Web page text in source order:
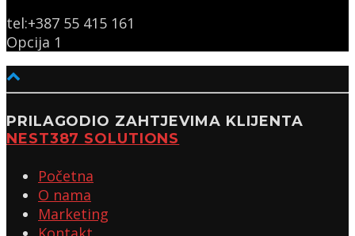
tel:+387 55 415 161
Opcija 1
PRILAGODIO ZAHTJEVIMA KLIJENTA
NEST387 SOLUTIONS
Početna
O nama
Marketing